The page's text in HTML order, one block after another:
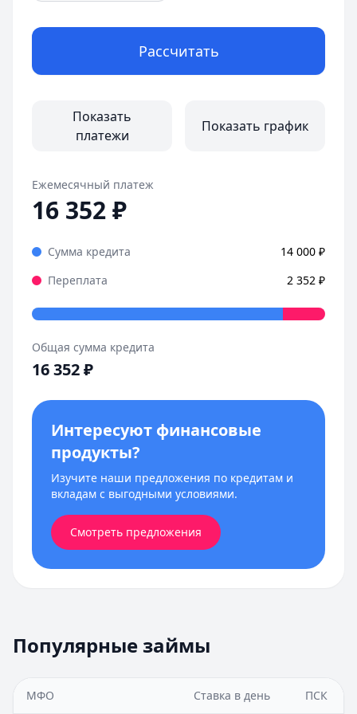
Рассчитать
Показать
платежи
Показать график
Ежемесячный платеж
16 352₽
Сумма кредита 14 000 ₽
Переплата
2 352 ₽
Общая сумма кредита
16 352₽
Интересуют финансовые
продукты?
Изучите наши предложения по кредитам и
вкладам с выгодными условиями.
Смотреть предложения
Популярные займы
МФО Ставка в день ПСК